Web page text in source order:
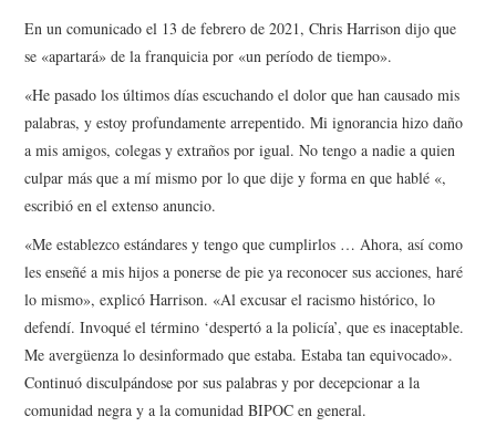
En un comunicado el 13 de febrero de 2021, Chris Harrison dijo que
se «apartará» de la franquicia por «un período de tiempo».
«He pasado los últimos días escuchando el dolor que han causado mis
palabras, y estoy profundamente arrepentido. Mi ignorancia hizo daño
a mis amigos, colegas y extraños por igual. No tengo a nadie a quien
culpar más que a mí mismo por lo que dije y forma en que hablé «,
escribió en el extenso anuncio.
«Me establezco estándares y tengo que cumplirlos … Ahora, así como
les enseñé a mis hijos a ponerse de pie ya reconocer sus acciones, haré
lo mismo», explicó Harrison. «Al excusar el racismo histórico, lo
defendí. Invoqué el término ‘despertó a la policía’, que es inaceptable.
Me avergüenza lo desinformado que estaba. Estaba tan equivocado».
Continuó disculpándose por sus palabras y por decepcionar a la
comunidad negra y a la comunidad BIPOC en general.